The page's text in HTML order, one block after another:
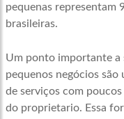
pequenas representam
brasileiras.
Um ponto importante a
pequenos negócios
de serviços com
do proprietario. Essa